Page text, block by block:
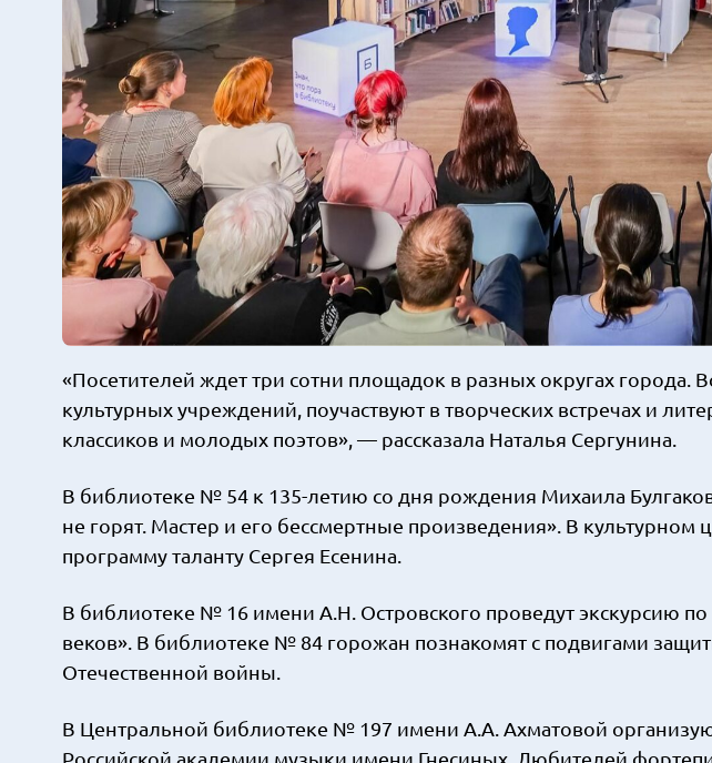
«Посетителей ждет три сотни площадок в разных округах города.
культурных учреждений, поучаствуют в творческих встречах и
классиков и молодых поэтов», — рассказала Наталья Сергунина.
В библиотеке № 54 к 135-летию со дня рождения Михаила
не горят. Мастер и его бессмертные произведения». В культурном
программу таланту Сергея Есенина.
В библиотеке № 16 имени А.Н. Островского проведут экскурсию
веков». В библиотеке № 84 горожан познакомят с подвигами
Отечественной войны.
В Центральной библиотеке № 197 имени А.А. Ахматовой